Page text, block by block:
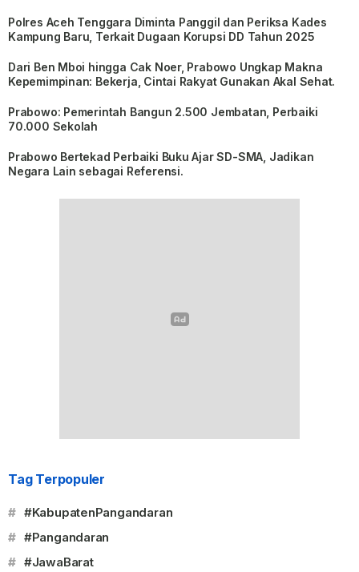
Polres Aceh Tenggara Diminta Panggil dan Periksa Kades
Kampung Baru, Terkait Dugaan Korupsi DD Tahun 2025
Dari Ben Mboi hingga Cak Noer, Prabowo Ungkap Makna
Kepemimpinan: Bekerja, Cintai Rakyat Gunakan Akal Sehat.
Prabowo: Pemerintah Bangun 2.500 Jembatan, Perbaiki
70.000 Sekolah
Prabowo Bertekad Perbaiki Buku Ajar SD-SMA, Jadikan
Negara Lain sebagai Referensi.
Tag Terpopuler
# #KabupatenPangandaran
# #Pangandaran
# #JawaBarat